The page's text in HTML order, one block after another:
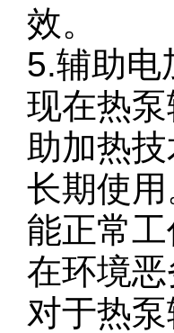
效。
5.辅助电
现在热
助加热
长期使
能正常
在环境
对于热